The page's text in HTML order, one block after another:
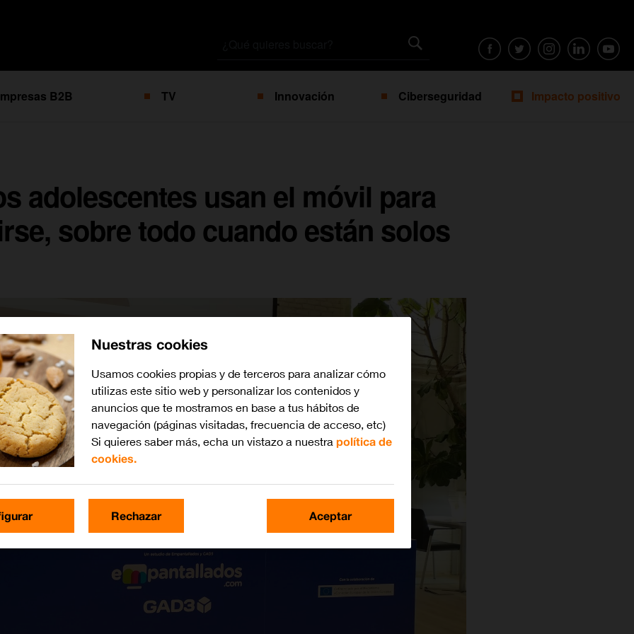
B2B TV Innovación Ciberseguridad Impacto positivo
adolescentes usan el móvil para
sobre todo cuando están solos
Nuestras cookies
Usamos cookies propias y de terceros para analizar cómo
utilizas este sitio web y personalizar los contenidos y
anuncios que te mostramos en base a tus hábitos de
navegación (páginas visitadas, frecuencia de acceso, etc)
Si quieres saber más, echa un vistazo a nuestra política de
cookies.
Rechazar Aceptar